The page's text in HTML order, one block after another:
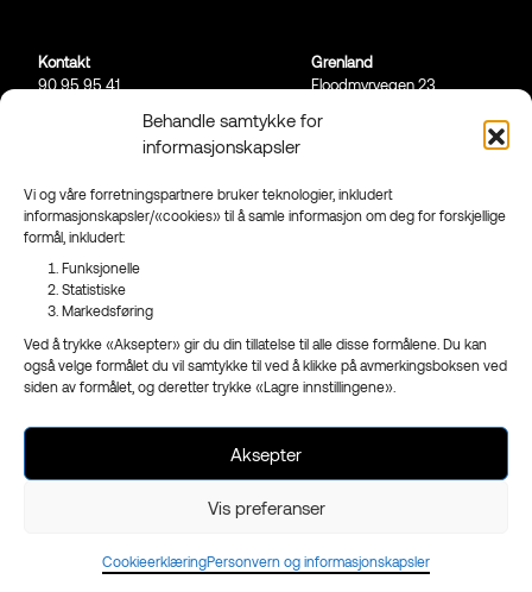
Behandle samtykke for
informasjonskapsler
Vi og våre forretningspartnere bruker teknologier, inkludert
informasjonskapsler/«cookies» til å samle informasjon om deg for forskjellige
formål, inkludert:
Funksjonelle
Statistiske
Markedsføring
Ved å trykke «Aksepter» gir du din tillatelse til alle disse formålene. Du kan
også velge formålet du vil samtykke til ved å klikke på avmerkingsboksen ved
siden av formålet, og deretter trykke «Lagre innstillingene».
Aksepter
Vis preferanser
CookieerklæringPersonvern og informasjonskapsler
Kontakt
90 95 95 41
Grenland
Floodmyrvegen 23,
3223 Sandefjord
- en del avReklameservice